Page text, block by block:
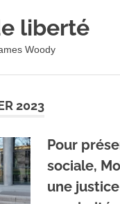
liberté
Woody
2023
Pour
sociale,
une